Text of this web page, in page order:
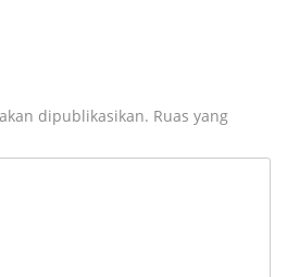
dipublikasikan. Ruas yang